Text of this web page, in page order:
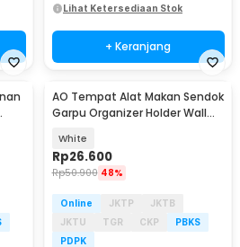
Lihat Ketersediaan Stok
+ Keranjang
Baru
AO Tempat Alat Makan Sendok
Garpu Organizer Holder Wall
White
Rp26.600
Rp50.900 48%
Online JKTP
JKTB
JKTU
TGR CKP
PBKS
PDPK